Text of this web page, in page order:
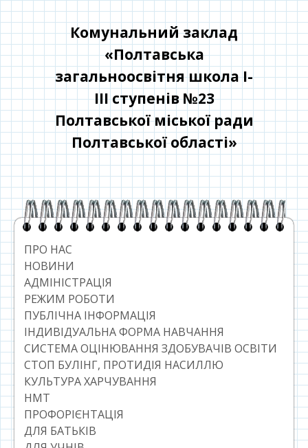
до
контенту
Комунальний заклад
«Полтавська
загальноосвітня школа І-
ІІІ ступенів №23
Полтавської міської ради
Полтавської області»
Головний
сайдбар
ПРО НАС
НОВИНИ
АДМІНІСТРАЦІЯ
РЕЖИМ РОБОТИ
ПУБЛІЧНА ІНФОРМАЦІЯ
ІНДИВІДУАЛЬНА ФОРМА НАВЧАННЯ
СИСТЕМА ОЦІНЮВАННЯ ЗДОБУВАЧІВ ОСВІТИ
СТОП БУЛІНГ, ПРОТИДІЯ НАСИЛЛЮ
КУЛЬТУРА ХАРЧУВАННЯ
НМТ
ПРОФОРІЄНТАЦІЯ
ДЛЯ БАТЬКІВ